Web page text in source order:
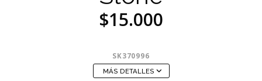
$15.000
SK370996
MÁS DETALLES